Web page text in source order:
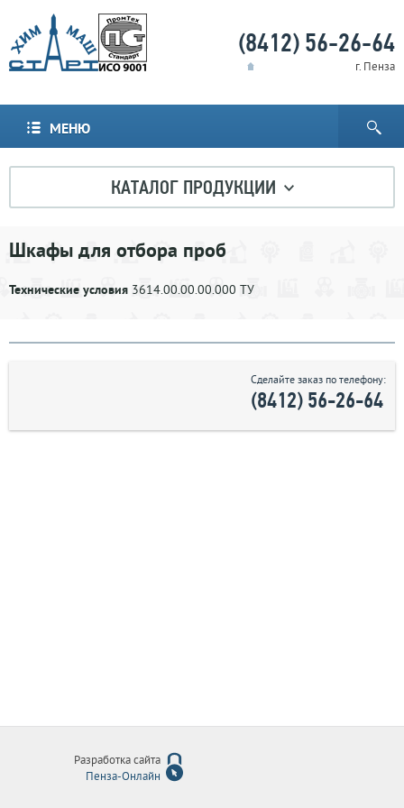
(8412) 56-26-64
г. Пенза
МЕНЮ
КАТАЛОГ ПРОДУКЦИИ
Шкафы для отбора проб
Технические условия 3614.00.00.00.000 ТУ
Сделайте заказ по телефону:
(8412) 56-26-64
Разработка сайта
Пенза-Онлайн